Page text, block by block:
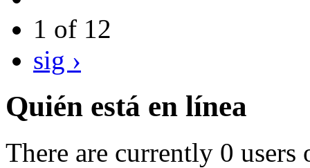
1 of 12
sig ›
Quién está en línea
There are currently 0 users